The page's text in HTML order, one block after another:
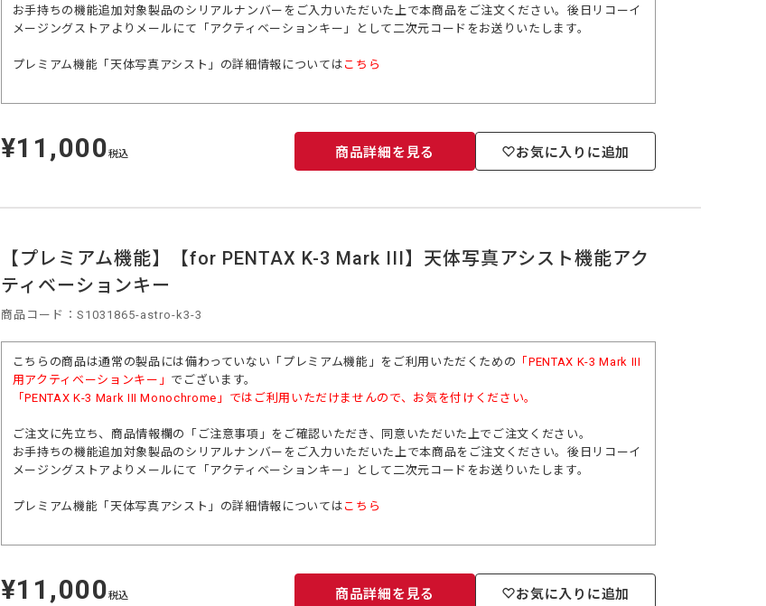
お手持ちの機能追加対象製品のシリアルナンバーをご入力いただいた上で本商品をご注文ください。後日リコーイ
メージングストアよりメールにて「アクティベーションキー」として二次元コードをお送りいたします。
プレミアム機能「天体写真アシスト」の詳細情報については こちら
定
価
¥11,000税込 商品詳細を見る お気に入りに追加
【プレミアム機能】【for PENTAX K-3 Mark III】天体写真アシスト機能アク
ティベーションキー
商品コード：S1031865-astro-k3-3
こちらの商品は通常の製品には備わっていない「プレミアム機能」をご利用いただくための 「PENTAX K-3 Mark III
用アクティベーションキー」 でございます。
「PENTAX K-3 Mark III Monochrome」 ではご利用いただけませんので、お気を付けください。
ご注文に先立ち、商品情報欄の「ご注意事項」をご確認いただき、同意いただいた上でご注文ください。
お手持ちの機能追加対象製品のシリアルナンバーをご入力いただいた上で本商品をご注文ください。後日リコーイ
メージングストアよりメールにて「アクティベーションキー」として二次元コードをお送りいたします。
プレミアム機能「天体写真アシスト」の詳細情報については こちら
定
価
¥11,000税込 商品詳細を見る お気に入りに追加